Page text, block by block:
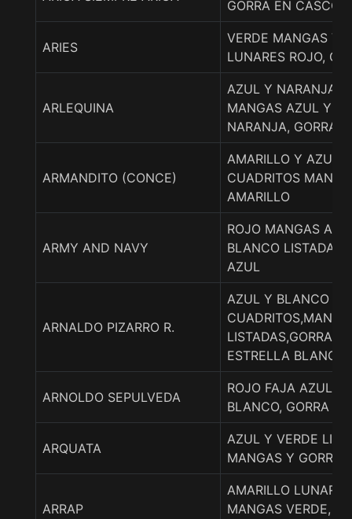
GORRA EN CASCOS.
ARIES
VERDE MANGAS
LUNARES ROJO,
ARLEQUINA
AZUL Y NARANJA
MANGAS AZUL Y
NARANJA, GORRA
ARMANDITO (CONCE)
AMARILLO Y AZUL A
CUADRITOS
AMARILLO
ARMY AND NAVY
ROJO MANGAS
BLANCO LISTADAS
AZUL
ARNALDO PIZARRO R.
AZUL Y BLANCO A
LISTADAS,GORRA
ESTRELLA BLANCO
ARNOLDO SEPULVEDA
ROJO FAJA AZUL,
BLANCO, GORRA
ARQUATA
AZUL Y VERDE
MANGAS Y GORRA
ARRAP
AMARILLO
MANGAS VERDE,